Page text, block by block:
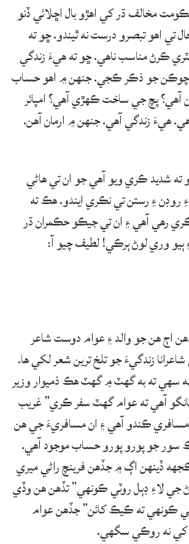
جو اضافو ڪري، حڪومت مخالف ڌر کي اهڙو بال اڇلائي ڏنو
تي اهو تبصرو درست نه ٿيندو. ڇو ته
ڪرڻ مناسب ناهي. ڇو ته هيءَ زندگي
چوڪن جو ذڪر ڪجي. جنهن ۾ اهو حساب
پچ جي ساخت ڪهڙي آهي؟ امپائر
هيءَ زندگي آهي. جنهن ۾ ارمان آهن.
ته شديد ڪري ويو آهي جو ان تي هاڻي
روڊن ۽ رستن تي نڪري ايندو. هڪ ته
رهي آهي ۽ ان تي جيڪو حڪمران ڌر
وري لوڻ ٻرڪي! لطيف چيو آ:
اڄ هن جو والد ۽ عوام دوست شاعر
زندگيءَ جو تلخ ترين شعر لکي ها.
سهي ته به گهٽ ۾ گهٽ هڪ ذميوار وزير
آهي ته عوام گهٽ سفر ڪري” غريب
ڪندو آهي ۽ ان مسافريءَ جي هن
جو پورو پورو حساب موجود آهي.
ڏينهن اڳ ۾ جڏهن فرينچ راڻي ميري
جي لاءِ ڊٻل روٽي ڪونهي” تڏهن هن وڏي
ڪونهي ته ڪيڪ کائن” جڏهن عوام
کي نه روڪي سگهي.